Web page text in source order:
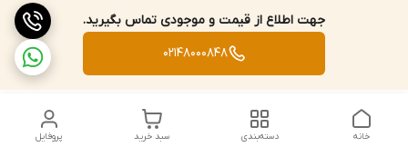
جهت اطلاع از قیمت و موجودی تماس بگیرید.
02148000848
پروفایل سبد خرید دسته‌بندی خانه